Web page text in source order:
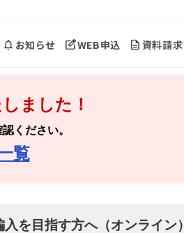
お知らせ WEB申込 資料請求
ました！
ください。
覧
を目指す方へ（オンライン）